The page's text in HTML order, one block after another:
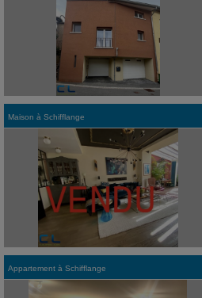
Maison à Schifflange
Appartement à Schifflange